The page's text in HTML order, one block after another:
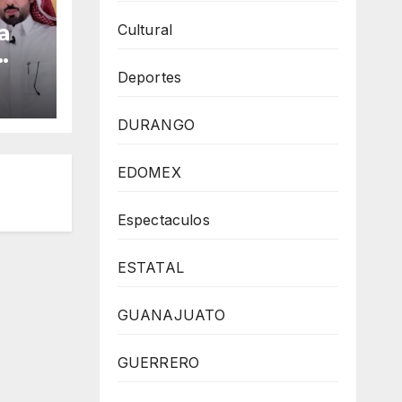
Cultural
Deportes
DURANGO
EDOMEX
Espectaculos
ESTATAL
GUANAJUATO
GUERRERO